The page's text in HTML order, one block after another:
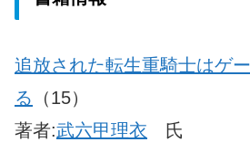
追放された転生重騎士はゲ
る （15）
著者:武六甲理衣 氏